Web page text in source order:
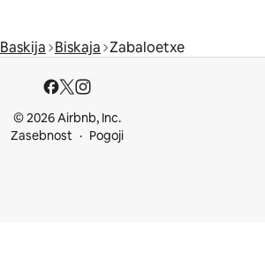
Baskija Biskaja Zabaloetxe
© 2026 Airbnb, Inc.
Zasebnost
Pogoji